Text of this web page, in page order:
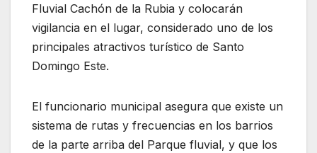
Fluvial Cachón de la Rubia y colocarán
vigilancia en el lugar, considerado uno de los
principales atractivos turístico de Santo
Domingo Este.
El funcionario municipal asegura que existe un
sistema de rutas y frecuencias en los barrios
de la parte arriba del Parque fluvial, y que los